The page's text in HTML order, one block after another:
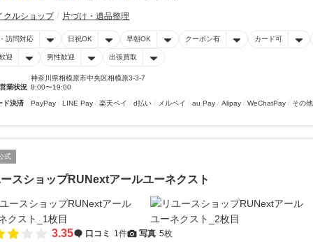
クルショップ 片づけ・遺品整理
訪問対応 日祝OK 早朝OK クーポン有 カード可
迎 男性歓迎 出張買取
神奈川県相模原市中央区相模原3-3-7
業状況 8:00〜19:00
ド決済 PayPay LINE Pay 楽天ペイ d払い メルペイ au Pay Alipay WeChatPay その他
式
スショップRUNextアールユーネクスト
3.35 口コミ 1件 写真 5枚